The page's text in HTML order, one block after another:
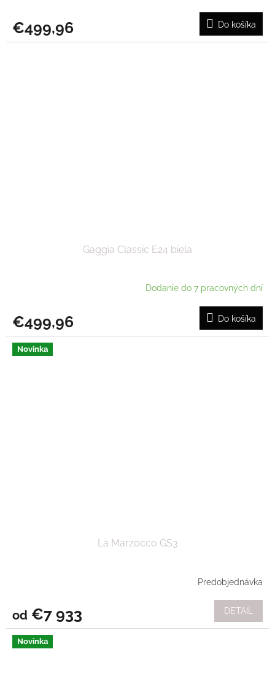
€499,96 Do košíka
Gaggia Classic E24 biela
Dodanie do 7 pracovných dní
€499,96 Do košíka
Novinka
La Marzocco GS3
Predobjednávka
od €7 933 DETAIL
Novinka